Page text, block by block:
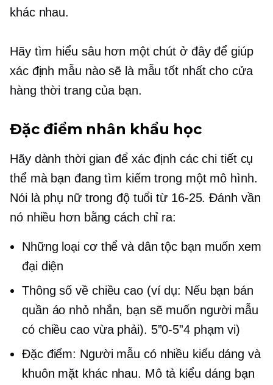
khác nhau.
Hãy tìm hiểu sâu hơn một chút ở đây để giúp
xác định mẫu nào sẽ là mẫu tốt nhất cho cửa
hàng thời trang của bạn.
Đặc điểm nhân khẩu học
Hãy dành thời gian để xác định các chi tiết cụ
thể mà bạn đang tìm kiếm trong một mô hình.
Nói là phụ nữ trong độ tuổi từ 16-25. Đánh vần
nó nhiều hơn bằng cách chỉ ra:
Những loại cơ thể và dân tộc bạn muốn xem
đại diện
Thông số về chiều cao (ví dụ: Nếu bạn bán
quần áo nhỏ nhắn, bạn sẽ muốn người mẫu
có chiều cao vừa phải). 5”0-5”4phạm vi)
Đặc điểm: Người mẫu có nhiều kiểu dáng và
khuôn mặt khác nhau. Mô tả kiểu dáng bạn